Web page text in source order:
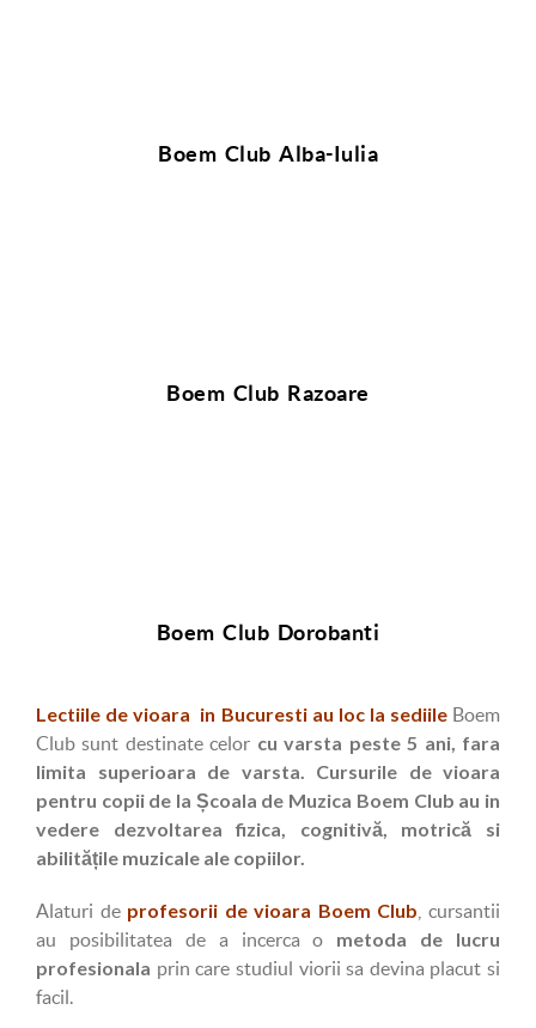
Boem Club Alba-Iulia
Boem Club Razoare
Boem Club Dorobanti
Lectiile de vioara in Bucurestiau loc la sediileBoem
Club sunt destinate celor cu varsta peste 5 ani, fara
limita superioara de varsta. Cursurile de vioara
pentru copii de la Școala de Muzica Boem Club au in
vedere dezvoltarea fizica, cognitivă, motrică si
abilitățile muzicale ale copiilor.
Alaturi de profesorii de vioara Boem Club , cursantii
au posibilitatea de a incerca o metoda de lucru
profesionala prin care studiul viorii sa devina placut si
facil.